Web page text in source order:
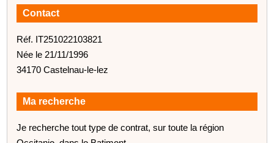
Contact
Réf. IT251022103821
Née le 21/11/1996
34170 Castelnau-le-lez
Ma recherche
Je recherche tout type de contrat, sur toute la région